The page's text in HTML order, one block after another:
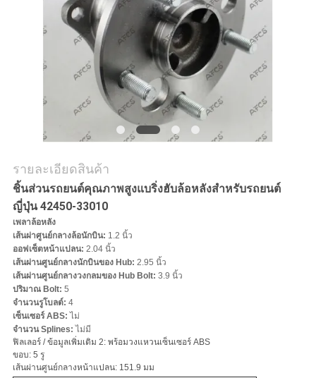
แผนผัง
เว็บไซต์
นโยบาย
เป็น
ส่วน
ตัว
รายละเอียดสินค้า
ชิ้นส่วนรถยนต์คุณภาพสูงแบริ่งฮับล้อหลังสำหรับรถยนต์
ญี่ปุ่น 42450-33010
เพลาล้อหลัง
เส้นผ่าศูนย์กลางล้อนักบิน: 1.2 นิ้ว
ออฟเซ็ตหน้าแปลน: 2.04 นิ้ว
เส้นผ่านศูนย์กลางนักบินของ Hub: 2.95 นิ้ว
เส้นผ่านศูนย์กลางวงกลมของ Hub Bolt: 3.9 นิ้ว
ปริมาณ Bolt: 5
จำนวนรูโบลต์: 4
เซ็นเซอร์ ABS: ไม่
จำนวน Splines: ไม่มี
ฟิลเลอร์ / ข้อมูลเพิ่มเติม 2: พร้อมวงแหวนเซ็นเซอร์ ABS
ขอบ: 5 รู
เส้นผ่านศูนย์กลางหน้าแปลน: 151.9 มม